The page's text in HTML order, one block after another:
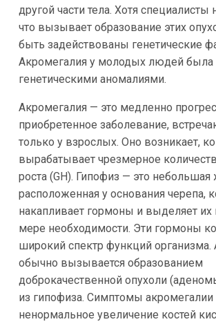
другой части тела. Хотя
что вызывает образование этих
быть задействованы генетические
Акромегалия у молодых людей была
генетическими аномалиями.
Акромегалия — это медленно
приобретенное заболевание,
только у взрослых. Оно возникает,
вырабатывает чрезмерное
роста (GH). Гипофиз — это небольшая
расположенная у основания черепа,
накапливает гормоны и выделяет их
мере необходимости. Эти гормоны
широкий спектр функций организма.
обычно вызывается образованием
доброкачественной опухоли
из гипофиза. Симптомы
ненормальное увеличение костей